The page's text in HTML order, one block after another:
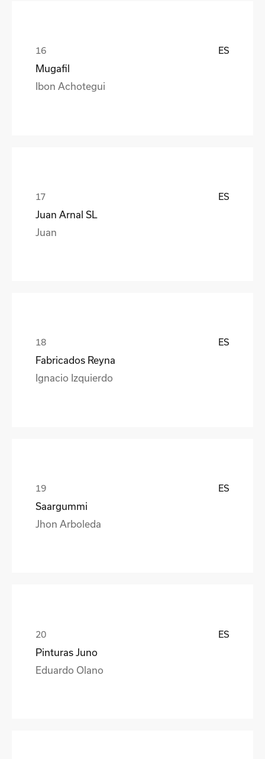
ES
Mugafil
Ibon Achotegui
ES
Juan Arnal SL
Juan
ES
Fabricados Reyna
Ignacio Izquierdo
ES
Saargummi
Jhon Arboleda
ES
Pinturas Juno
Eduardo Olano